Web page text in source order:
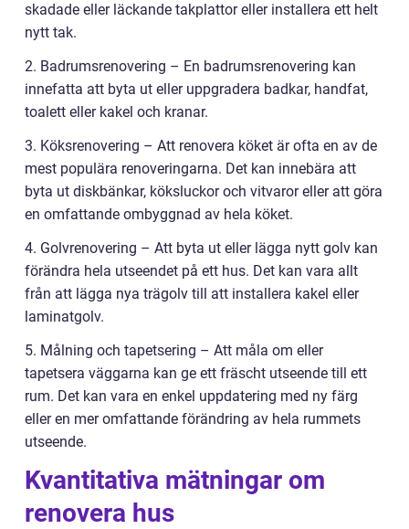
skadade eller läckande takplattor eller installera ett helt
nytt tak.
2. Badrumsrenovering – En badrumsrenovering kan
innefatta att byta ut eller uppgradera badkar, handfat,
toalett eller kakel och kranar.
3. Köksrenovering – Att renovera köket är ofta en av de
mest populära renoveringarna. Det kan innebära att
byta ut diskbänkar, köksluckor och vitvaror eller att göra
en omfattande ombyggnad av hela köket.
4. Golvrenovering – Att byta ut eller lägga nytt golv kan
förändra hela utseendet på ett hus. Det kan vara allt
från att lägga nya trägolv till att installera kakel eller
laminatgolv.
5. Målning och tapetsering – Att måla om eller
tapetsera väggarna kan ge ett fräscht utseende till ett
rum. Det kan vara en enkel uppdatering med ny färg
eller en mer omfattande förändring av hela rummets
utseende.
Kvantitativa mätningar om
renovera hus